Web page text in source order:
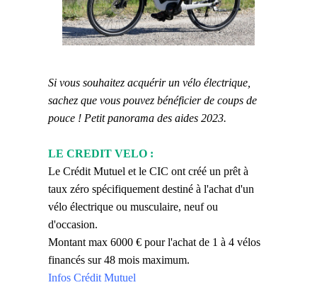
Si vous souhaitez acquérir un vélo électrique,
sachez que vous pouvez bénéficier de coups de
pouce ! Petit panorama des aides 2023.
LE CREDIT VELO :
Le Crédit Mutuel et le CIC ont créé un prêt à
taux zéro spécifiquement destiné à l'achat d'un
vélo électrique ou musculaire, neuf ou
d'occasion.
Montant max 6000 € pour l'achat de 1 à 4 vélos
financés sur 48 mois maximum.
Infos Crédit Mutuel